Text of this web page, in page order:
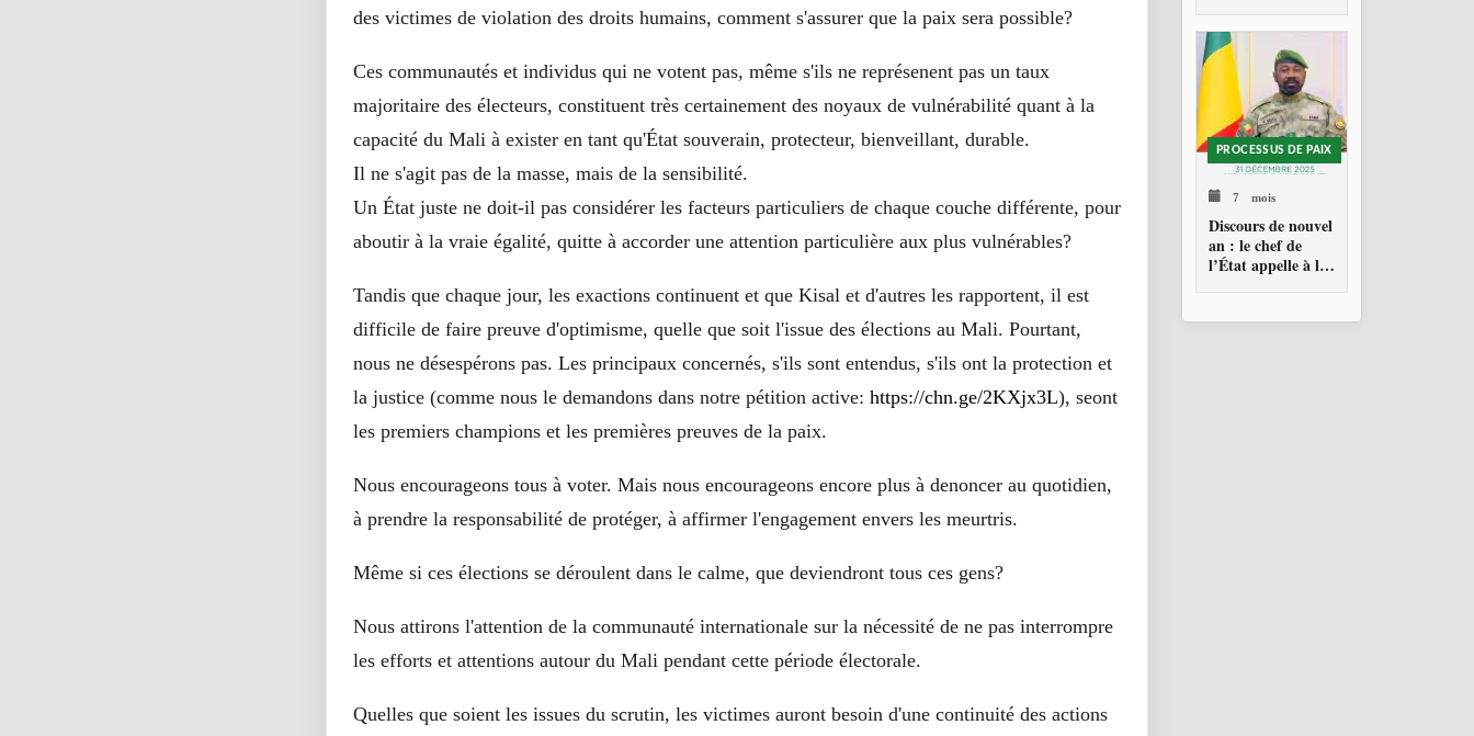
des victimes de violation des droits humains, comment s'assurer que la paix sera possible?
Ces communautés et individus qui ne votent pas, même s'ils ne représenent pas un taux
majoritaire des électeurs, constituent très certainement des noyaux de vulnérabilité quant à la
capacité du Mali à exister en tant qu'État souverain, protecteur, bienveillant, durable.
Il ne s'agit pas de la masse, mais de la sensibilité.
Un État juste ne doit-il pas considérer les facteurs particuliers de chaque couche différente, pour
aboutir à la vraie égalité, quitte à accorder une attention particulière aux plus vulnérables?
Tandis que chaque jour, les exactions continuent et que Kisal et d'autres les rapportent, il est
difficile de faire preuve d'optimisme, quelle que soit l'issue des élections au Mali. Pourtant,
nous ne désespérons pas. Les principaux concernés, s'ils sont entendus, s'ils ont la protection et
la justice (comme nous le demandons dans notre pétition active: https://chn.ge/2KXjx3L), seont
les premiers champions et les premières preuves de la paix.
Nous encourageons tous à voter. Mais nous encourageons encore plus à denoncer au quotidien,
à prendre la responsabilité de protéger, à affirmer l'engagement envers les meurtris.
Même si ces élections se déroulent dans le calme, que deviendront tous ces gens?
Nous attirons l'attention de la communauté internationale sur la nécessité de ne pas interrompre
les efforts et attentions autour du Mali pendant cette période électorale.
Quelles que soient les issues du scrutin, les victimes auront besoin d'une continuité des actions
américaine au
Venezuela
PROCESSUS DE PAIX
7 mois
Discours de nouvel
an : le chef de
l’État appelle à la